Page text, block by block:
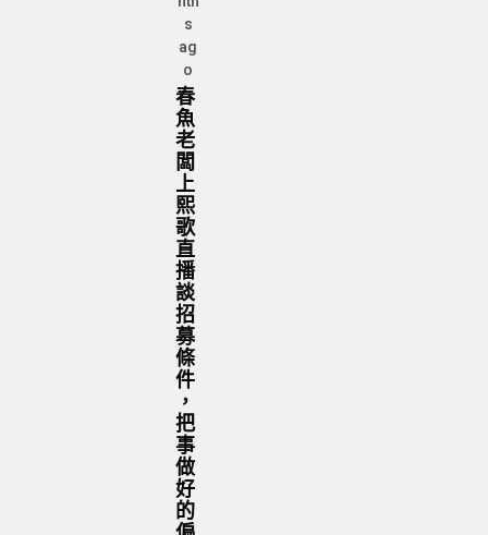
s
ag
o
春
魚
老
闆
上
熙
歌
直
播
談
招
募
條
件
，
把
事
做
好
的